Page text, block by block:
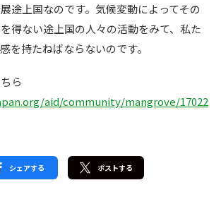
途上国なのです。気候変動によってその
得ない途上国の人々の活動をみて、私た
を持たねばならないのです。
ら
aid/community/mangrove/17022
シェアする ポストする